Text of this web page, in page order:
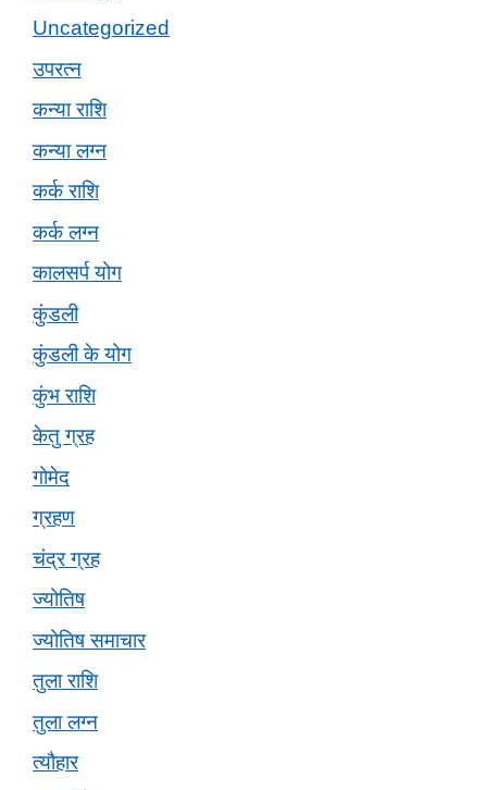
Uncategorized
उपरत्न
कन्या राशि
कन्या लग्न
कर्क राशि
कर्क लग्न
कालसर्प योग
कुंडली
कुंडली के योग
कुंभ राशि
केतु ग्रह
गोमेद
ग्रहण
चंद्र ग्रह
ज्योतिष
ज्योतिष समाचार
तुला राशि
तुला लग्न
त्यौहार